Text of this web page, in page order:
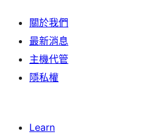
關於我們
最新消息
主機代管
隱私權
Learn